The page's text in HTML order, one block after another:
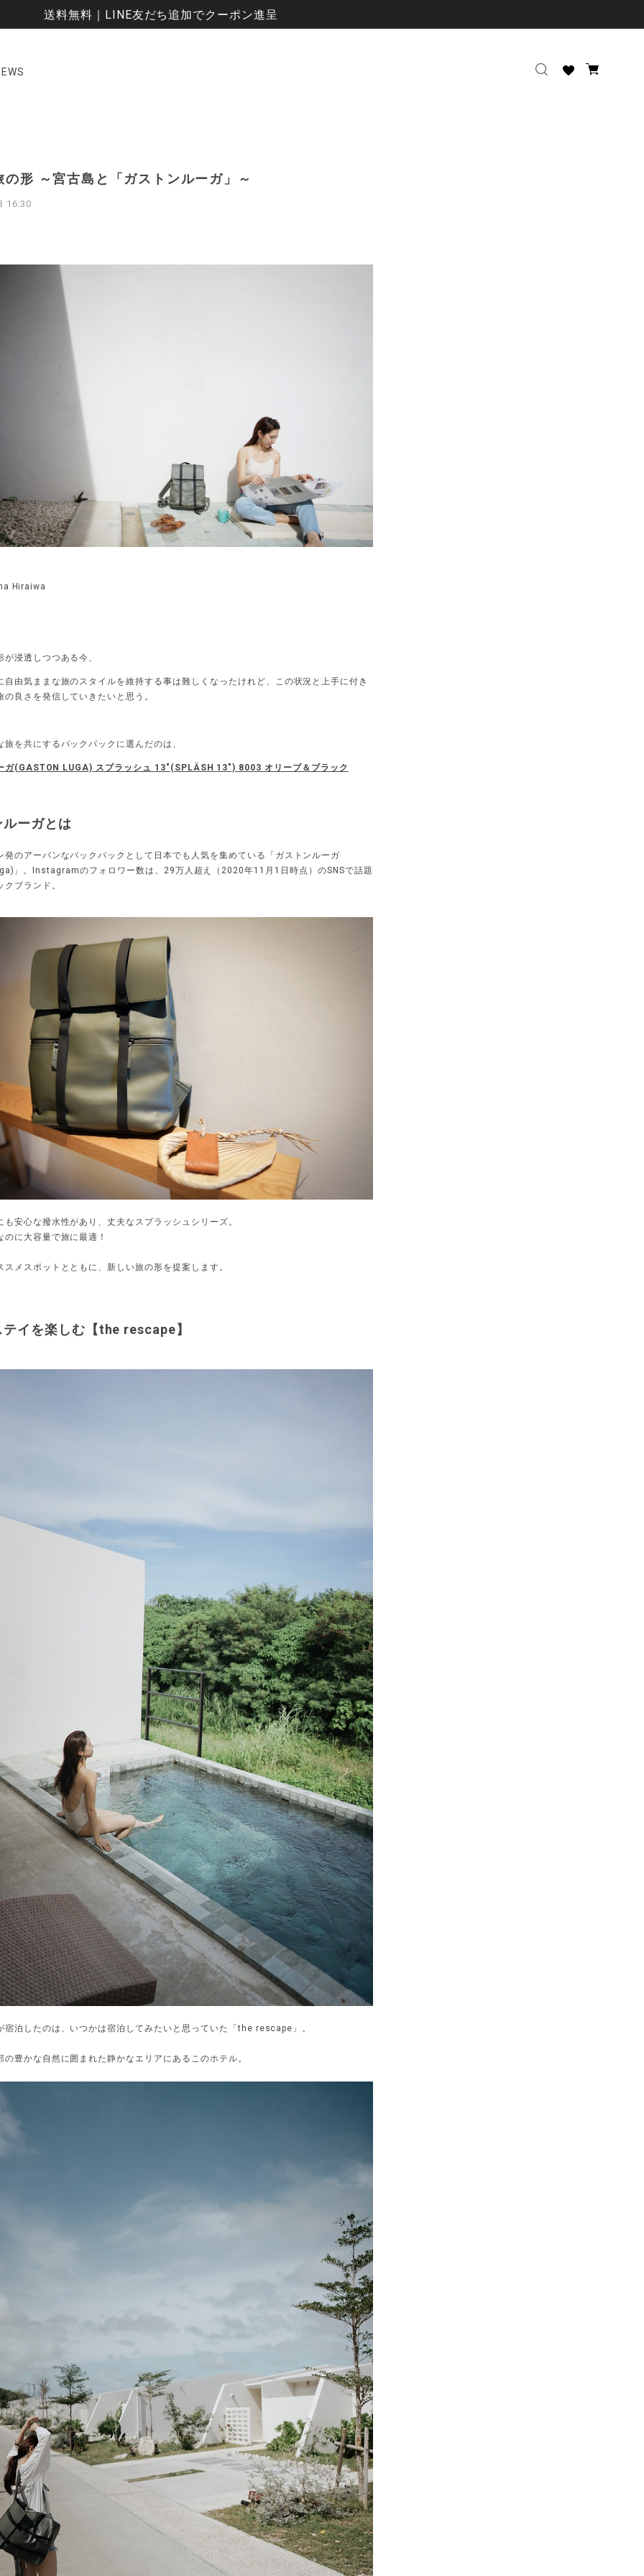
送料無料｜LINE友だち追加でクーポン進呈
の形 ～宮古島と「ガストンルーガ」～
16:30
Hiraiwa
が浸透しつつある今、
自由気ままな旅のスタイルを維持する事は難しくなったけれど、この状況と上手に付き
の良さを発信していきたいと思う。
旅を共にするバックパックに選んだのは、
ガ(GASTON LUGA) スプラッシュ 13"(SPLÄSH 13") 8003 オリーブ＆ブラック
ーガとは
発のアーバンなバックパックとして日本でも人気を集めている「ガストンルーガ
」。Instagramのフォロワー数は、29万人超え（2020年11月1日時点）のSNSで話題
ブランド。
も安心な撥水性があり、丈夫なスプラッシュシリーズ。
のに大容量で旅に最適！
スメスポットとともに、新しい旅の形を提案します。
イを楽しむ【the rescape】
宿泊したのは、いつかは宿泊してみたいと思っていた「the rescape」。
の豊かな自然に囲まれた静かなエリアにあるこのホテル。